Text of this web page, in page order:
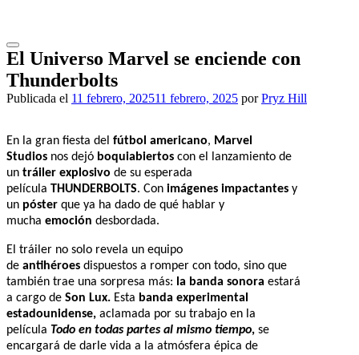
contenido
El Universo Marvel se enciende con
Thunderbolts
Publicada el 11 febrero, 202511 febrero, 2025 porPryz Hill
En la gran fiesta del fútbol americano, Marvel
Studios nos dejó boquiabiertos con el lanzamiento de
un tráiler explosivo de su esperada
película THUNDERBOLTS. Con imágenes impactantes y
un póster que ya ha dado de qué hablar y
mucha emoción desbordada.
El tráiler no solo revela un equipo
de antihéroes dispuestos a romper con todo, sino que
también trae una sorpresa más: la banda sonora estará
a cargo de Son Lux. Esta banda experimental
estadounidense, aclamada por su trabajo en la
película Todo en todas partes al mismo tiempo, se
encargará de darle vida a la atmósfera épica de